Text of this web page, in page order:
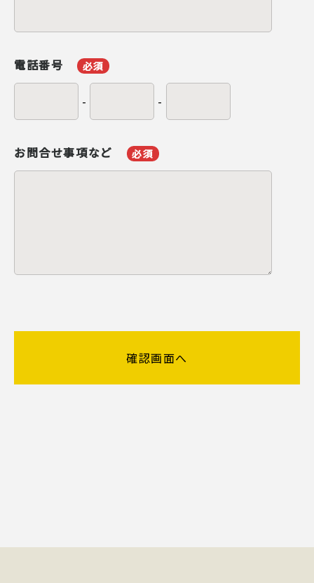
電話番号 必須
- -
お問合せ事項など 必須